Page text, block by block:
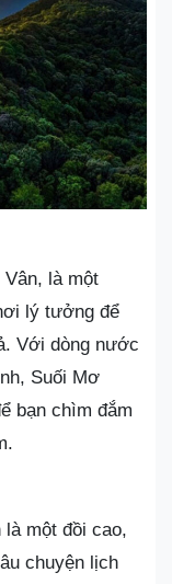
là một
lý tưởng để
Với dòng nước
Suối Mơ
bạn chìm đắm
một đồi cao,
chuyện lịch